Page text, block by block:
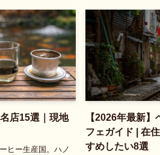
店15選｜現地
ヒー生産国。ハノ
【2026年最新
フェガイド | 在
すめしたい8選